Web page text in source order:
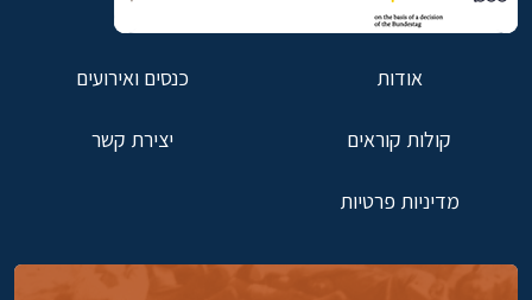
אודות כנסים ואירועים
קולות קוראים יצירת קשר
מדיניות פרטיות